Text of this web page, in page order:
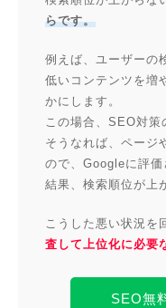
らです。
例えば、ユーザーの
低いコンテンツを増
かにします。
この場合、SEO対策
そうなれば、ページ
ので、Googleに評価
結果、検索順位が上
こうした悪い状況を
査して上位化に必要
SEO無